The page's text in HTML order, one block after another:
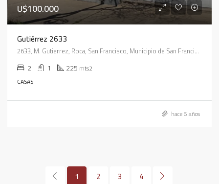
U$100.000
Gutiérrez 2633
2633, M. Gutierrez, Roca, San Francisco, Municipio de San Francisco, Pedanía Juárez Celman, Departamento San Justo, Córdoba, X2400, Argentina
2 1 225 mts2
CASAS
hace 6 años
1 2 3 4